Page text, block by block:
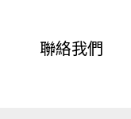
聯絡我們